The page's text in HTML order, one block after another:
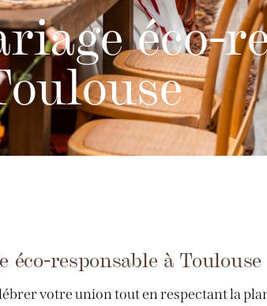
éco-
responsable à Toulouse
votre union tout en respectant la